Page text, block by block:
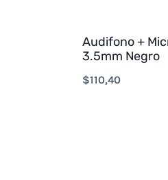
Audifono +
3.5mm Negro
$110,40